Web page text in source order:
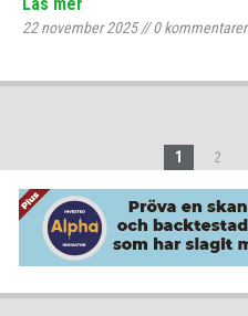
22 november 2025//0kommentarer
1 2